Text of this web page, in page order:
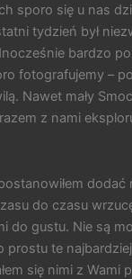
sporo się u nas
tydzień był
bardzo
fotografujemy –
Nawet mały
z nami
do czasu
do gustu. Nie są
prostu te
się nimi z Wami